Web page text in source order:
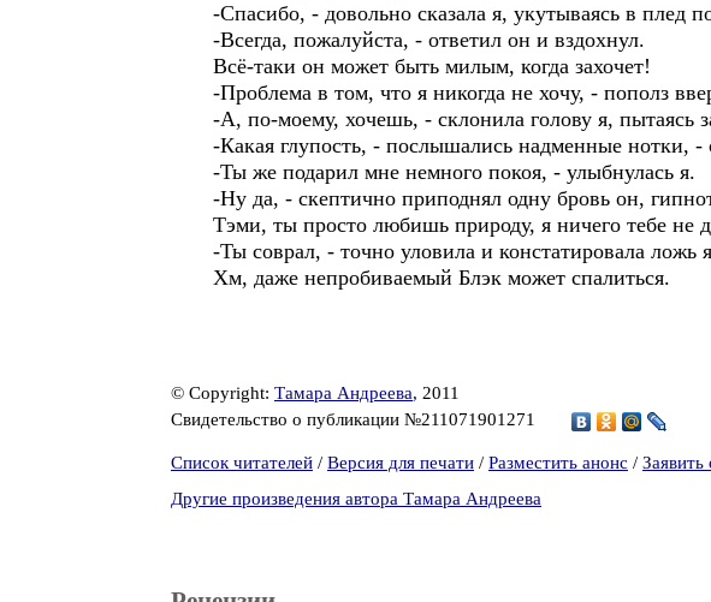
-Спасибо, - довольно сказала я, укутываясь в плед
-Всегда, пожалуйста, - ответил он и вздохнул.
Всё-таки он может быть милым, когда захочет!
-Проблема в том, что я никогда не хочу, - пополз
-А, по-моему, хочешь, - склонила голову я, пытаясь
-Какая глупость, - послышались надменные нотки, -
-Ты же подарил мне немного покоя, - улыбнулась я.
-Ну да, - скептично приподнял одну бровь он,
Тэми, ты просто любишь природу, я ничего тебе не
-Ты соврал, - точно уловила и констатировала ложь
Хм, даже непробиваемый Блэк может спалиться.
© Copyright: Тамара Андреева, 2011
Свидетельство о публикации №211071901271
Список читателей / Версия для печати / Разместить анонс /
Другие произведения автора Тамара Андреева